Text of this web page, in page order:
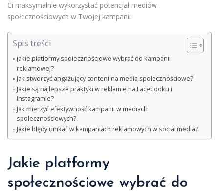
Ci maksymalnie wykorzystać potencjał mediów
społecznościowych w Twojej kampanii.
Spis treści
Jakie platformy społecznościowe wybrać do kampanii
reklamowej?
Jak stworzyć angażujący content na media społecznościowe?
Jakie są najlepsze praktyki w reklamie na Facebooku i
Instagramie?
Jak mierzyć efektywność kampanii w mediach
społecznościowych?
Jakie błędy unikać w kampaniach reklamowych w social media?
Jakie platformy
społecznościowe wybrać do